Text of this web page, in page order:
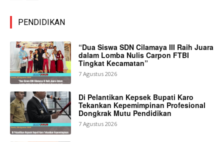
PENDIDIKAN
“Dua Siswa SDN Cilamaya III Raih Juara
dalam Lomba Nulis Carpon FTBI
Tingkat Kecamatan”
7 Agustus 2026
Di Pelantikan Kepsek Bupati Karo
Tekankan Kepemimpinan Profesional
Dongkrak Mutu Pendidikan
7 Agustus 2026